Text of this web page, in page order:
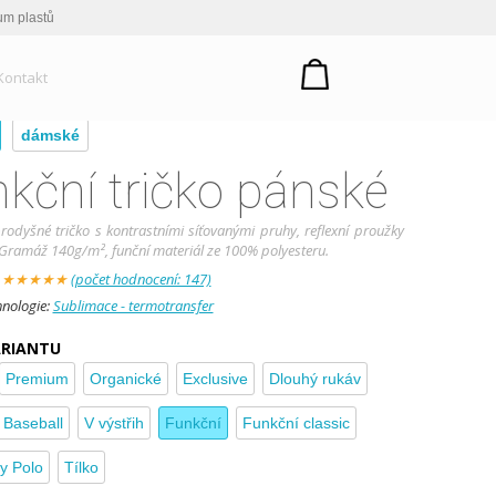
plastů
dámské
tričko pánské
tričko s kontrastními síťovanými pruhy, reflexní proužky
140g/m², funční materiál ze 100% polyesteru.
★★★★★(počet hodnocení: 147)
Sublimace - termotransfer
Premium Organické Exclusive Dlouhý rukáv
Baseball V výstřih Funkční Funkční classic
Polo Tílko